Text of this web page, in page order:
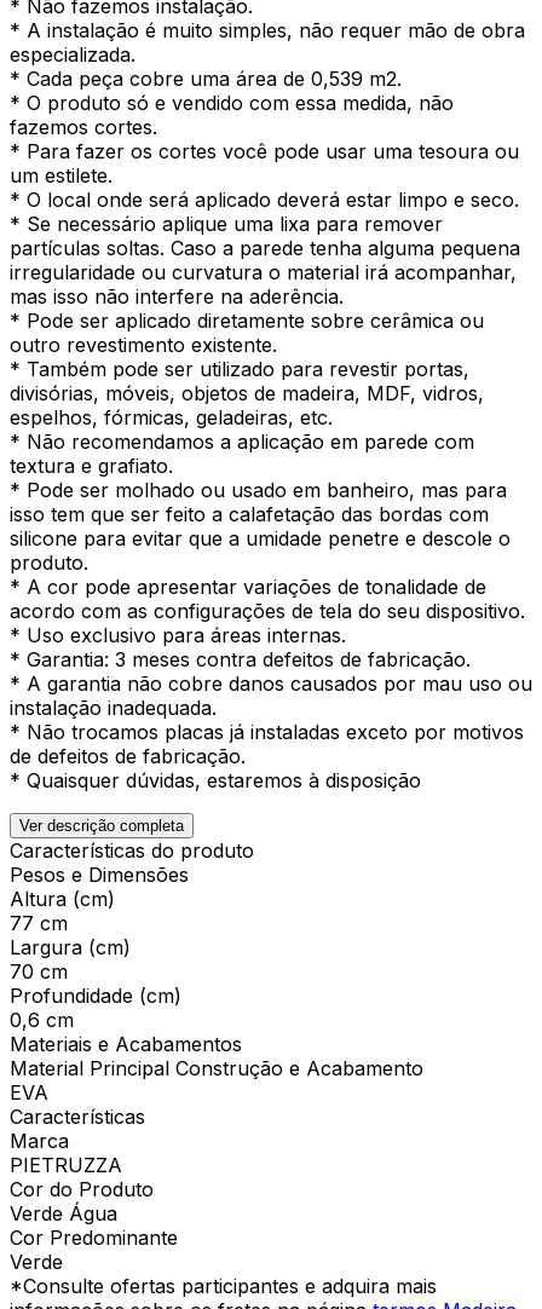
* Não fazemos instalação.
* A instalação é muito simples, não requer mão de obra
especializada.
* Cada peça cobre uma área de 0,539 m2.
* O produto só e vendido com essa medida, não
fazemos cortes.
* Para fazer os cortes você pode usar uma tesoura ou
um estilete.
* O local onde será aplicado deverá estar limpo e seco.
* Se necessário aplique uma lixa para remover
partículas soltas. Caso a parede tenha alguma pequena
irregularidade ou curvatura o material irá acompanhar,
mas isso não interfere na aderência.
* Pode ser aplicado diretamente sobre cerâmica ou
outro revestimento existente.
* Também pode ser utilizado para revestir portas,
divisórias, móveis, objetos de madeira, MDF, vidros,
espelhos, fórmicas, geladeiras, etc.
* Não recomendamos a aplicação em parede com
textura e grafiato.
* Pode ser molhado ou usado em banheiro, mas para
isso tem que ser feito a calafetação das bordas com
silicone para evitar que a umidade penetre e descole o
produto.
* A cor pode apresentar variações de tonalidade de
acordo com as configurações de tela do seu dispositivo.
* Uso exclusivo para áreas internas.
* Garantia: 3 meses contra defeitos de fabricação.
* A garantia não cobre danos causados por mau uso ou
instalação inadequada.
* Não trocamos placas já instaladas exceto por motivos
de defeitos de fabricação.
* Quaisquer dúvidas, estaremos à disposição
Ver descrição completa
Características do produto
Pesos e Dimensões
Altura (cm)
77 cm
Largura (cm)
70 cm
Profundidade (cm)
0,6 cm
Materiais e Acabamentos
Material Principal Construção e Acabamento
EVA
Características
Marca
PIETRUZZA
Cor do Produto
Verde Água
Cor Predominante
Verde
*Consulte ofertas participantes e adquira mais